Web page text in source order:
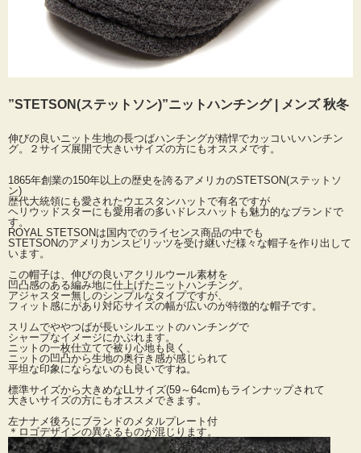
”STETSON(ステットソン)”ニットハンチング | メンズ 秋冬
伸びの良いニット生地の長つばハンチングが精悍でカッコいいハンチン
グ。２サイズ展開で大きいサイズの方にもオススメです。
1865年創業の150年以上の歴史を誇るアメリカのSTETSON(ステットソ
ン)
歴代大統領にも愛されたウエスタンハットで有名ですが
ヘリウッドスターにも愛用者の多いドレスハットも魅力的なブランドで
す。
ROYAL STETSONは国内でのライセンス商品の中でも
STETSONのアメリカンスピリッツを受け継いだ様々な帽子を作り出して
います。
この帽子は、伸びの良いアクリルウール素材を
凹凸感のある編み地に仕上げたニットハンチング。
アジャスター無しのシンプルなタイプですが、
フィット感にがあり対応サイズの幅が広いのが特徴的な帽子です。
スリムでややつばが長いシルエットのハンチングで
シャープなイメージにかぶれます。
ニットの一枚仕立てで被り心地も良く、
ニットの凹凸から生地の奥行き感が感じられて
平坦な印象にならないのも良いですね。
標準サイズから大きめなLLサイズ(59～64cm)もラインナップされて
大きいサイズの方にもオススメできます。
左ナナメ後ろにブランドのメタルプレート付
＊ロゴデザインの異なるものが混じります。